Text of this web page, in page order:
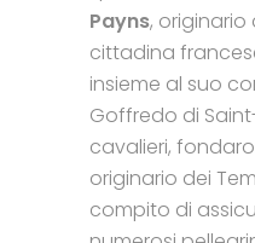
Payns, originario
cittadina
insieme al suo
Goffredo di
cavalieri,
originario dei
compito di